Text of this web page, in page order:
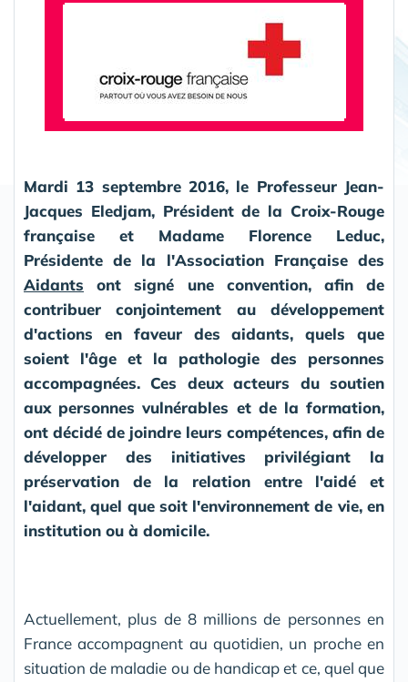
Mardi 13 septembre 2016, le Professeur Jean-
Jacques Eledjam, Président de la Croix-Rouge
française et Madame Florence Leduc,
Présidente de la l'Association Française des
Aidants ont signé une convention, afin de
contribuer conjointement au développement
d'actions en faveur des aidants, quels que
soient l'âge et la pathologie des personnes
accompagnées. Ces deux acteurs du soutien
aux personnes vulnérables et de la formation,
ont décidé de joindre leurs compétences, afin de
développer des initiatives privilégiant la
préservation de la relation entre l'aidé et
l'aidant, quel que soit l'environnement de vie, en
institution ou à domicile.
Actuellement, plus de 8 millions de personnes en
France accompagnent au quotidien, un proche en
situation de maladie ou de handicap et ce, quel que